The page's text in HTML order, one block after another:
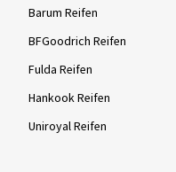
Barum Reifen
BFGoodrich Reifen
Fulda Reifen
Hankook Reifen
Uniroyal Reifen